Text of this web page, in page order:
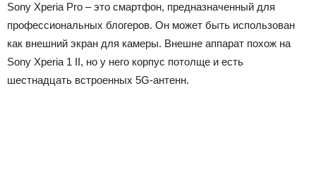
Sony Xperia Pro – это смартфон, предназначенный для
профессиональных блогеров. Он может быть использован
как внешний экран для камеры. Внешне аппарат похож на
Sony Xperia 1 II, но у него корпус потолще и есть
шестнадцать встроенных 5G-антенн.